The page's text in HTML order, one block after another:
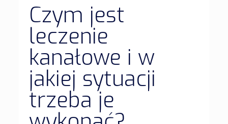
Czym jest
leczenie
kanałowe i w
jakiej sytuacji
trzeba je